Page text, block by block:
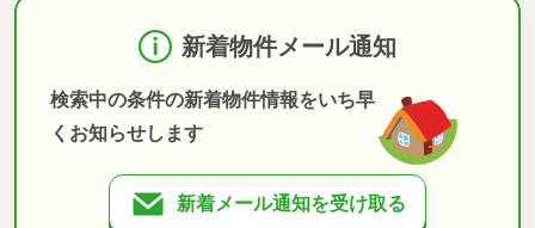
新着物件メール通知
検索中の条件の新着物件情報をいち早
くお知らせします
新着メール通知を受け取る